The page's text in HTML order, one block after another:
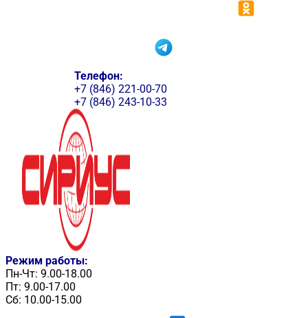
Телефон:
+7 (846) 221-00-70
+7 (846) 243-10-33
Режим работы:
Пн-Чт: 9.00-18.00
Пт: 9.00-17.00
Сб: 10.00-15.00